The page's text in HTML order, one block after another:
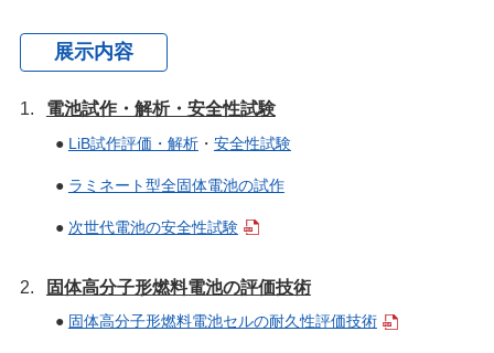
展示内容
電池試作・解析・安全性試験
● LiB試作評価・解析・ 安全性試験
● ラミネート型全固体電池の試作
● 次世代電池の安全性試験
固体高分子形燃料電池の評価技術
● 固体高分子形燃料電池セルの耐久性評価技術